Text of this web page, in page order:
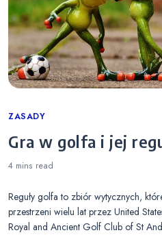
Categories
ZASADY
Gra w golfa i jej
4 mins read
Reguły golfa to zbiór wytycznych,
przestrzeni wielu lat przez United
Royal and Ancient Golf Club of St